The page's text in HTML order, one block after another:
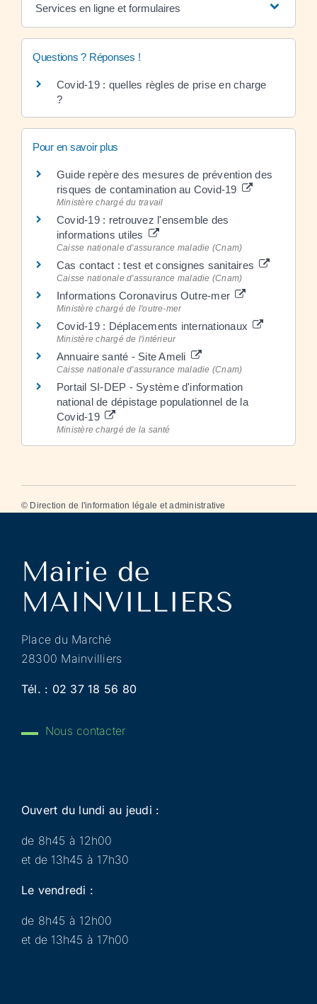
Services en ligne et formulaires
Questions ? Réponses !
Covid-19 : quelles règles de prise en charge
?
Pour en savoir plus
Guide repère des mesures de prévention des
risques de contamination au Covid-19
Ministère chargé du travail
Covid-19 : retrouvez l'ensemble des
informations utiles
Caisse nationale d'assurance maladie (Cnam)
Cas contact : test et consignes sanitaires
Caisse nationale d'assurance maladie (Cnam)
Informations Coronavirus Outre-mer
Ministère chargé de l'outre-mer
Covid-19 : Déplacements internationaux
Ministère chargé de l'intérieur
Annuaire santé - Site Ameli
Caisse nationale d'assurance maladie (Cnam)
Portail SI-DEP - Système d'information
national de dépistage populationnel de la
Covid-19
Ministère chargé de la santé
© Direction de l'information légale et administrative
Place du Marché
28300 Mainvilliers
Tél. : 02 37 18 56 80
Nous contacter
Ouvert du lundi au jeudi :
de 8h45 à 12h00
et de 13h45 à 17h30
Le vendredi :
de 8h45 à 12h00
et de 13h45 à 17h00